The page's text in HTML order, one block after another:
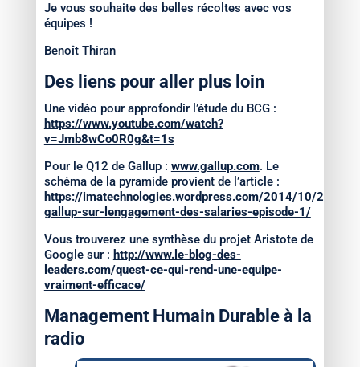
Je vous souhaite des belles récoltes avec vos
équipes !
Benoît Thiran
Des liens pour aller plus loin
Une vidéo pour approfondir l’étude du BCG :
https://www.youtube.com/watch?
v=Jmb8wCo0R0g&t=1s
Pour le Q12 de Gallup : www.gallup.com. Le
schéma de la pyramide provient de l’article :
https://imatechnologies.wordpress.com/2014/10/27/
gallup-sur-lengagement-des-salaries-episode-1/
Vous trouverez une synthèse du projet Aristote de
Google sur : http://www.le-blog-des-
leaders.com/quest-ce-qui-rend-une-equipe-
vraiment-efficace/
Management Humain Durable à la
radio